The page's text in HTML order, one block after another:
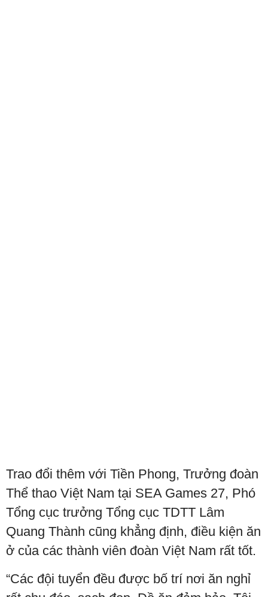
Trao đổi thêm với Tiền Phong, Trưởng đoàn
Thể thao Việt Nam tại SEA Games 27, Phó
Tổng cục trưởng Tổng cục TDTT Lâm
Quang Thành cũng khẳng định, điều kiện ăn
ở của các thành viên đoàn Việt Nam rất tốt.
“Các đội tuyển đều được bố trí nơi ăn nghỉ